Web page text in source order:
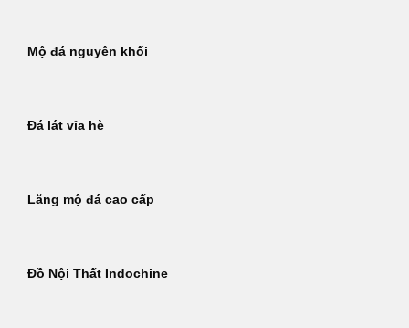
Mộ đá nguyên khối
Đá lát vỉa hè
Lăng mộ đá cao cấp
Đồ Nội Thất Indochine